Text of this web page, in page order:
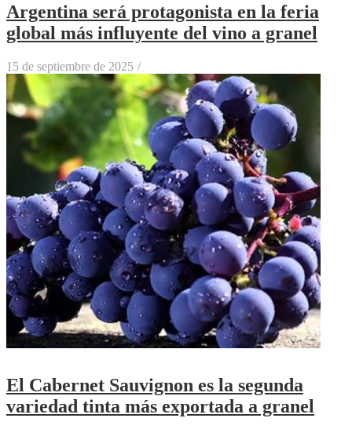
Argentina será protagonista en la feria
global más influyente del vino a granel
15 de septiembre de 2025 /
El Cabernet Sauvignon es la segunda
variedad tinta más exportada a granel